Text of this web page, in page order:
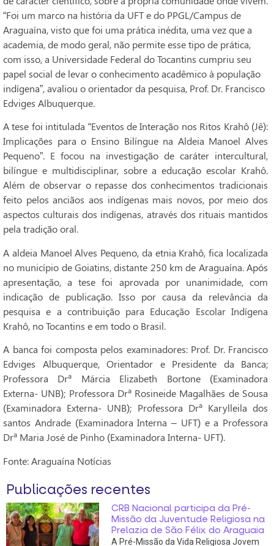
“Foi um marco na história da UFT e do PPGL/Campus de
Araguaína, visto que foi uma prática inédita, uma vez que a
academia, de modo geral, não permite esse tipo de prática,
com isso, a Universidade Federal do Tocantins cumpriu seu
papel social de levar o conhecimento acadêmico à população
indígena”, avaliou o orientador da pesquisa, Prof. Dr. Francisco
Edviges Albuquerque.
A tese foi intitulada “Eventos de Interação nos Ritos Krahô (Jê):
Implicações para o Ensino Bilíngue na Aldeia Manoel Alves
Pequeno”. E focou na investigação de caráter intercultural,
bilíngue e multidisciplinar, sobre a educação escolar Krahô.
Além de observar o repasse dos conhecimentos tradicionais
feito pelos anciãos aos indígenas mais novos, por meio dos
aspectos culturais dos indígenas, através dos rituais mantidos
pela tradição oral.
A aldeia Manoel Alves Pequeno, da etnia Krahô, fica localizada
no município de Goiatins, distante 250 km de Araguaína. Após
apresentação, a tese foi aprovada por unanimidade, com
indicação de publicação. Isso por causa da relevância da
pesquisa e a contribuição para Educação Escolar Indígena
Krahô, no Tocantins e em todo o Brasil.
A banca foi composta pelos examinadores: Prof. Dr. Francisco
Edviges Albuquerque, Orientador e Presidente da Banca;
Professora Drª Márcia Elizabeth Bortone (Examinadora
Externa- UNB); Professora Drª Rosineide Magalhães de Sousa
(Examinadora Externa- UNB); Professora Drª Karylleila dos
santos Andrade (Examinadora Interna – UFT) e a Professora
Drª Maria José de Pinho (Examinadora Interna- UFT).
Fonte: Araguaína Notícias
Publicações recentes
CRB Nacional participa da Pré-
Missão da Juventude Religiosa na
Prelazia de São Félix do Araguaia
A Pré-Missão da Vida Religiosa Jovem